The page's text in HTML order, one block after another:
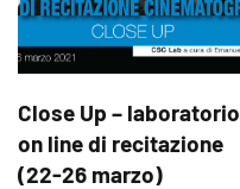
Close Up – laboratorio
on line di recitazione
(22-26 marzo)